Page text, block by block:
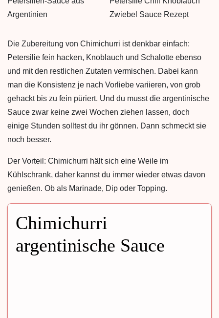
Die Zubereitung von Chimichurri ist denkbar einfach:
Petersilie fein hacken, Knoblauch und Schalotte ebenso
und mit den restlichen Zutaten vermischen. Dabei kann
man die Konsistenz je nach Vorliebe variieren, von grob
gehackt bis zu fein püriert. Und du musst die argentinische
Sauce zwar keine zwei Wochen ziehen lassen, doch
einige Stunden solltest du ihr gönnen. Dann schmeckt sie
noch besser.
Der Vorteil: Chimichurri hält sich eine Weile im
Kühlschrank, daher kannst du immer wieder etwas davon
genießen. Ob als Marinade, Dip oder Topping.
Chimichurri
argentinische Sauce